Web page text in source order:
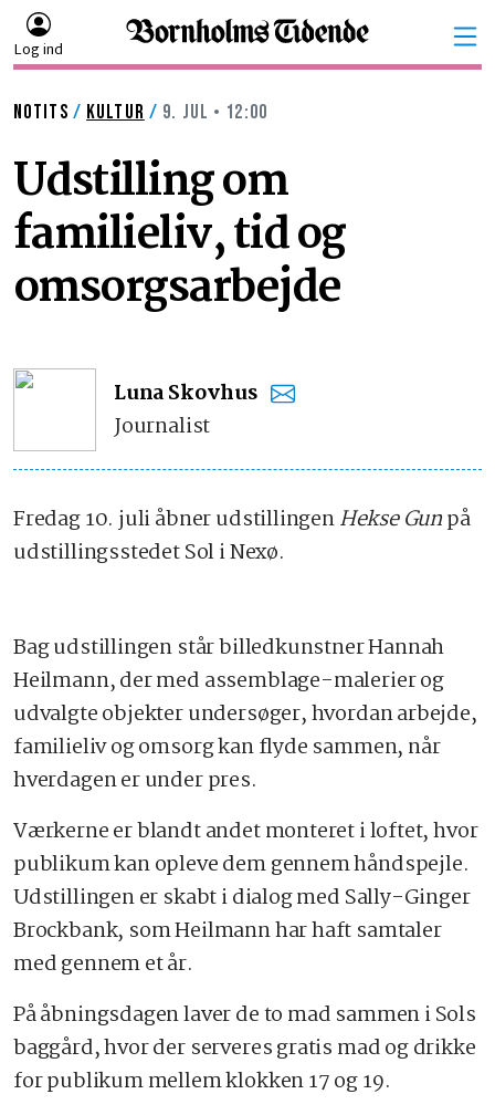
Log ind
NOTITS / KULTUR / 9. JUL • 12:00
Udstilling om
familieliv, tid og
omsorgsarbejde
Luna Skovhus
Journalist
Fredag 10. juli åbner udstillingenHekse Gunpå
udstillingsstedet Sol i Nexø.
Bag udstillingen står billedkunstner Hannah
Heilmann, der med assemblage-malerier og
udvalgte objekter undersøger, hvordan arbejde,
familieliv og omsorg kan flyde sammen, når
hverdagen er under pres.
Værkerne er blandt andet monteret i loftet, hvor
publikum kan opleve dem gennem håndspejle.
Udstillingen er skabt i dialog med Sally-Ginger
Brockbank, som Heilmann har haft samtaler
med gennem et år.
På åbningsdagen laver de to mad sammen i Sols
baggård, hvor der serveres gratis mad og drikke
for publikum mellem klokken 17 og 19.